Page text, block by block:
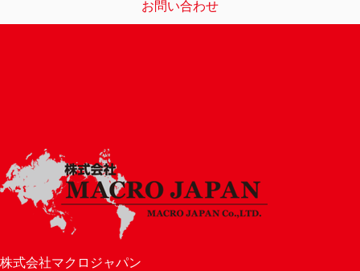
お問い合わせ
株式会社マクロジャパン